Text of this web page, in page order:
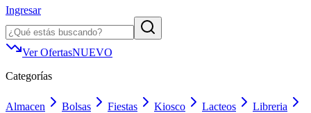
Ingresar
Ver OfertasNUEVO
Categorías
Almacen Bolsas Fiestas Kiosco Lacteos
Libreria